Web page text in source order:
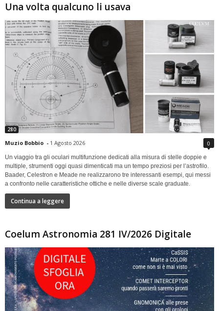
Una volta qualcuno li usava
280
Muzio Bobbio - 1 Agosto 2026 0
Un viaggio tra gli oculari multifunzione dedicati alla misura di stelle doppie e
multiple, strumenti oggi quasi dimenticati ma un tempo preziosi per l’astrofilo.
Baader, Celestron e Meade ne realizzarono tre interessanti esempi, qui messi
a confronto nelle caratteristiche ottiche e nelle diverse scale graduate.
Continua a leggere
Coelum Astronomia 281 IV/2026 Digitale